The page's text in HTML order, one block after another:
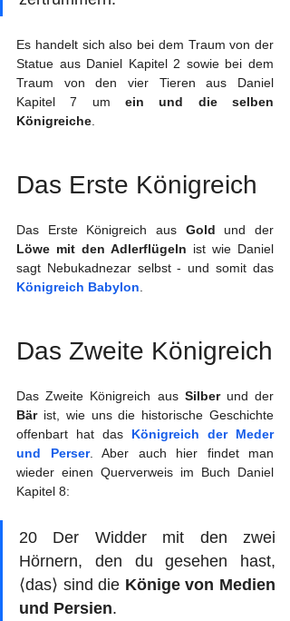
Es handelt sich also bei dem Traum von der
Statue aus Daniel Kapitel 2 sowie bei dem
Traum von den vier Tieren aus Daniel
Kapitel 7 um ein und die selben
Königreiche
Das Erste Königreich
Das Erste Königreich aus Gold
Löwe mit den Adlerflügeln ist wie Daniel
Königreich Babylon
Das Zweite Königreich
Das Zweite Königreich aus Silber
Bär ist, wie uns die historische Geschichte
offenbart hat das Königreich der Meder
und Perser. Aber auch hier findet man
wieder einen Querverweis im Buch Daniel
Kapitel 8:
20 Der Widder mit den zwei
Hörnern, den du gesehen hast,
⟨das⟩ sind die Könige von Medien
und Persien.